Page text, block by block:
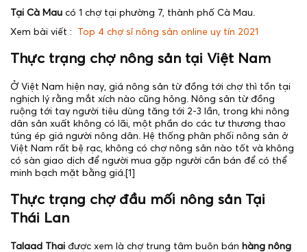
Tại Cà Mau có 1 chợ tại phường 7, thành phố Cà Mau.
Xem bài viết :
Top 4 chợ sỉ nông sản online uy tín 2021
Thực trạng chợ nông sản tại Việt Nam
Ở Việt Nam hiện nay, giá nông sản từ đồng tới chợ thì tồn tại
nghịch lý rằng mắt xích nào cũng hỏng. Nông sản từ đồng
ruộng tới tay người tiêu dùng tăng tới 2-3 lần, trong khi nông
dân sản xuất không có lãi, một phần do các tư thương thao
túng ép giá người nông dân. Hệ thống phân phối nông sản ở
Việt Nam rất bệ rạc, không có chợ nông sản nào tốt và không
có sàn giao dịch để người mua gặp người cần bán để có thể
minh bạch mặt bằng giá.[1]
Thực trạng chợ đầu mối nông sản Tại
Thái Lan
Talaad Thai được xem là chợ trung tâm buôn bán hàng nông